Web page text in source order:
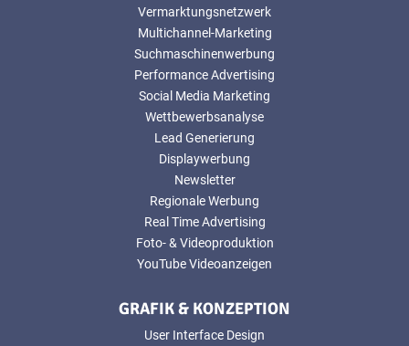
Vermarktungsnetzwerk
Multichannel-Marketing
Suchmaschinenwerbung
Performance Advertising
Social Media Marketing
Wettbewerbsanalyse
Lead Generierung
Displaywerbung
Newsletter
Regionale Werbung
Real Time Advertising
Foto- & Videoproduktion
YouTube Videoanzeigen
GRAFIK & KONZEPTION
User Interface Design